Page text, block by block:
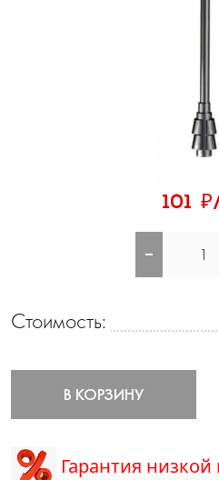
101 ₽
-
Стоимость:
В КОРЗИНУ
Гарантия